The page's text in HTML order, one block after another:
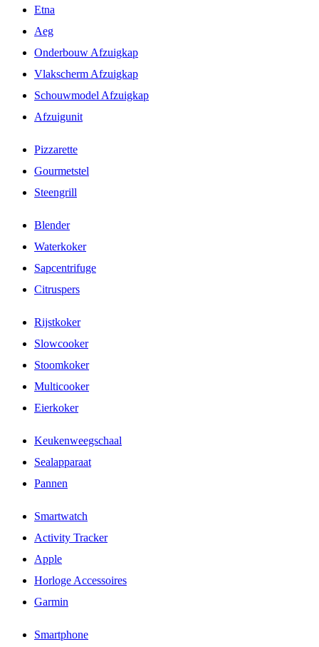
Etna
Aeg
Onderbouw Afzuigkap
Vlakscherm Afzuigkap
Schouwmodel Afzuigkap
Afzuigunit
Pizzarette
Gourmetstel
Steengrill
Blender
Waterkoker
Sapcentrifuge
Citruspers
Rijstkoker
Slowcooker
Stoomkoker
Multicooker
Eierkoker
Keukenweegschaal
Sealapparaat
Pannen
Smartwatch
Activity Tracker
Apple
Horloge Accessoires
Garmin
Smartphone